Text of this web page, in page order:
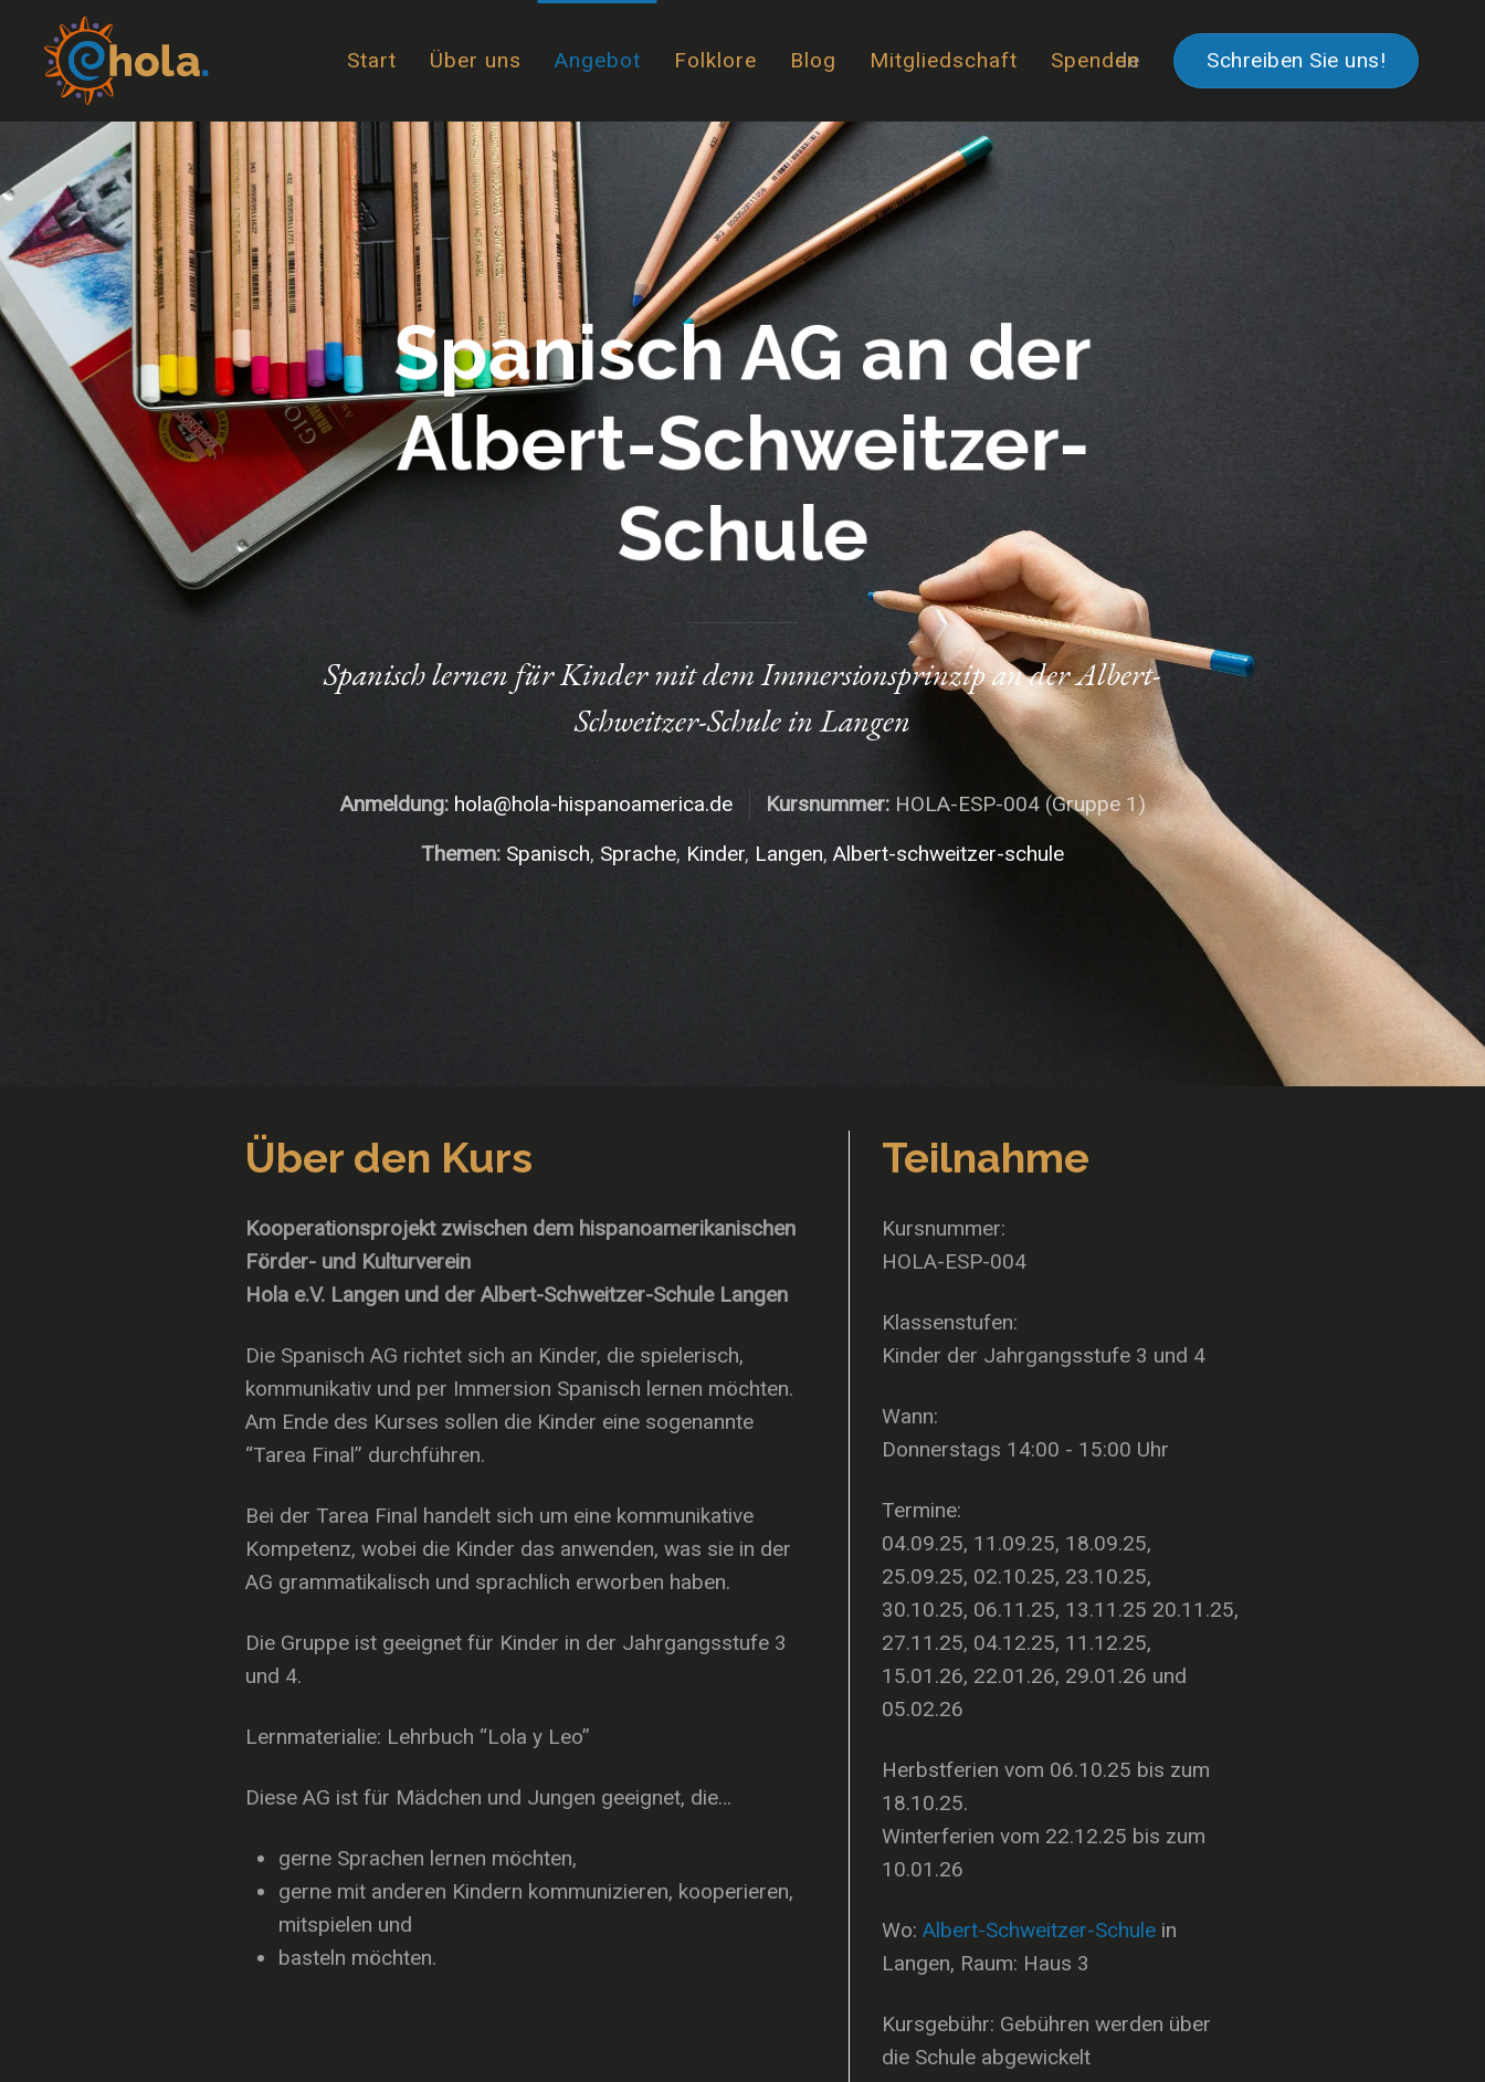
Start Über uns Angebot Folklore Blog Mitgliedschaft Spenden
de Schreiben Sie uns!
Spanisch AG an der
Albert-Schweitzer-
Schule
Spanisch lernen für Kinder mit dem Immersionsprinzip an der Albert-
Schweitzer-Schule in Langen
Anmeldung: hola@hola-hispanoamerica.de Kursnummer:HOLA-ESP-004 (Gruppe 1)
Themen: Spanisch Sprache Kinder Langen Albert-schweitzer-schule
Über den Kurs
Kooperationsprojekt zwischen dem hispanoamerikanischen
Förder- und Kulturverein
Hola e.V. Langen und der Albert-Schweitzer-Schule Langen
Die Spanisch AG richtet sich an Kinder, die spielerisch,
kommunikativ und per Immersion Spanisch lernen möchten.
Am Ende des Kurses sollen die Kinder eine sogenannte
“Tarea Final” durchführen.
Bei der Tarea Final handelt sich um eine kommunikative
Kompetenz, wobei die Kinder das anwenden, was sie in der
AG grammatikalisch und sprachlich erworben haben.
Die Gruppe ist geeignet für Kinder in der Jahrgangsstufe 3
und 4.
Lernmaterialie: Lehrbuch “Lola y Leo”
Diese AG ist für Mädchen und Jungen geeignet, die…
gerne Sprachen lernen möchten,
gerne mit anderen Kindern kommunizieren, kooperieren,
mitspielen und
basteln möchten.
Teilnahme
Kursnummer:
HOLA-ESP-004
Klassenstufen:
Kinder der Jahrgangsstufe 3 und 4
Wann:
Donnerstags 14:00 - 15:00 Uhr
Termine:
04.09.25, 11.09.25, 18.09.25,
25.09.25, 02.10.25, 23.10.25,
30.10.25, 06.11.25, 13.11.25 20.11.25,
27.11.25, 04.12.25, 11.12.25,
15.01.26, 22.01.26, 29.01.26 und
05.02.26
Herbstferien vom 06.10.25 bis zum
18.10.25.
Winterferien vom 22.12.25 bis zum
10.01.26
Wo: Albert-Schweitzer-Schule in
Langen, Raum: Haus 3
Kursgebühr: Gebühren werden über
die Schule abgewickelt